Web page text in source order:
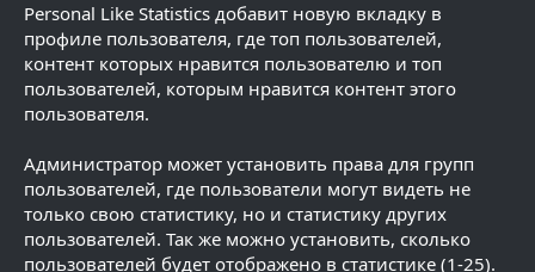
Personal Like Statistics добавит новую вкладку в
профиле пользователя, где топ пользователей,
контент которых нравится пользователю и топ
пользователей, которым нравится контент этого
пользователя.
Администратор может установить права для групп
пользователей, где пользователи могут видеть не
только свою статистику, но и статистику других
пользователей. Так же можно установить, сколько
пользователей будет отображено в статистике (1-25).